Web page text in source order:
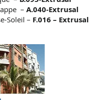
– A.040-Extrusal
Soleil – F.016 – Extrusal